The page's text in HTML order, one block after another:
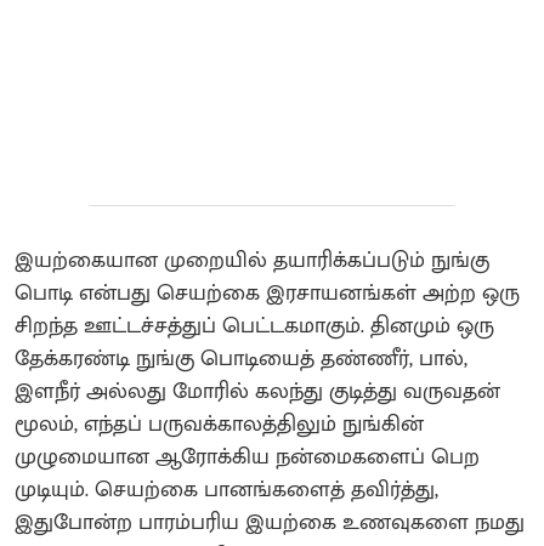
இயற்கையான முறையில் தயாரிக்கப்படும் நுங்கு
பொடி என்பது செயற்கை இரசாயனங்கள் அற்ற ஒரு
சிறந்த ஊட்டச்சத்துப் பெட்டகமாகும். தினமும் ஒரு
தேக்கரண்டி நுங்கு பொடியைத் தண்ணீர், பால்,
இளநீர் அல்லது மோரில் கலந்து குடித்து வருவதன்
மூலம், எந்தப் பருவக்காலத்திலும் நுங்கின்
முழுமையான ஆரோக்கிய நன்மைகளைப் பெற
முடியும். செயற்கை பானங்களைத் தவிர்த்து,
இதுபோன்ற பாரம்பரிய இயற்கை உணவுகளை நமது